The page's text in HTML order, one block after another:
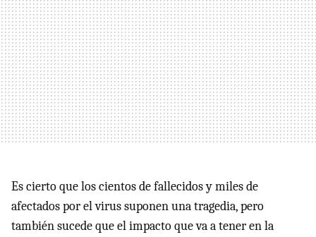
Es cierto que los cientos de fallecidos y miles de
afectados por el virus suponen una tragedia, pero
también sucede que el impacto que va a tener en la